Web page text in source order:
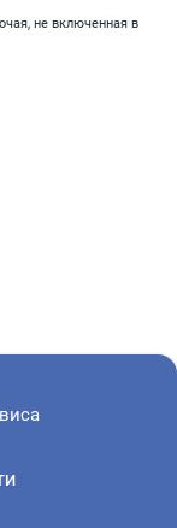
не включенная в